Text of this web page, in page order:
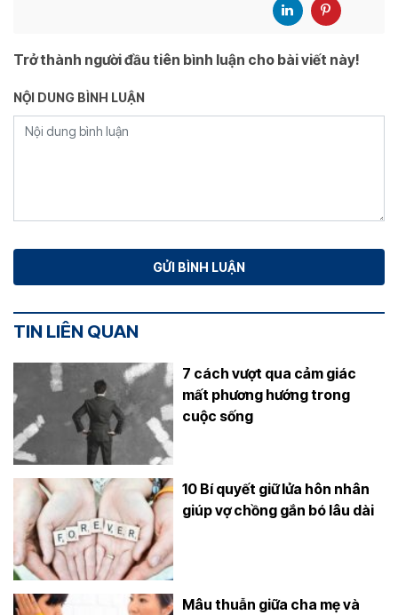
Trở thành người đầu tiên bình luận cho bài viết này!
NỘI DUNG BÌNH LUẬN
TIN LIÊN QUAN
7 cách vượt qua cảm giác
mất phương hướng trong
cuộc sống
10 Bí quyết giữ lửa hôn nhân
giúp vợ chồng gắn bó lâu dài
Mâu thuẫn giữa cha mẹ và